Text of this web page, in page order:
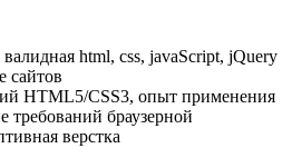
html, css, javaScript, jQuery
сайтов
HTML5/CSS3, опыт применения
требований браузерной
верстка